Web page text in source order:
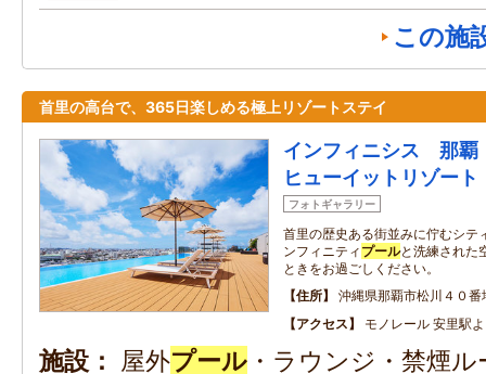
この施
首里の高台で、365日楽しめる極上リゾートステイ
インフィニシス
ヒューイットリゾート
フォトギャラリー
首里の歴史ある街並みに佇むシテ
ンフィニティ プールと洗練された
ときをお過ごしください。
住所
沖縄県那覇市松川４０番
アクセス
モノレール 安里駅
施設 屋外プール ・ラウンジ・禁煙